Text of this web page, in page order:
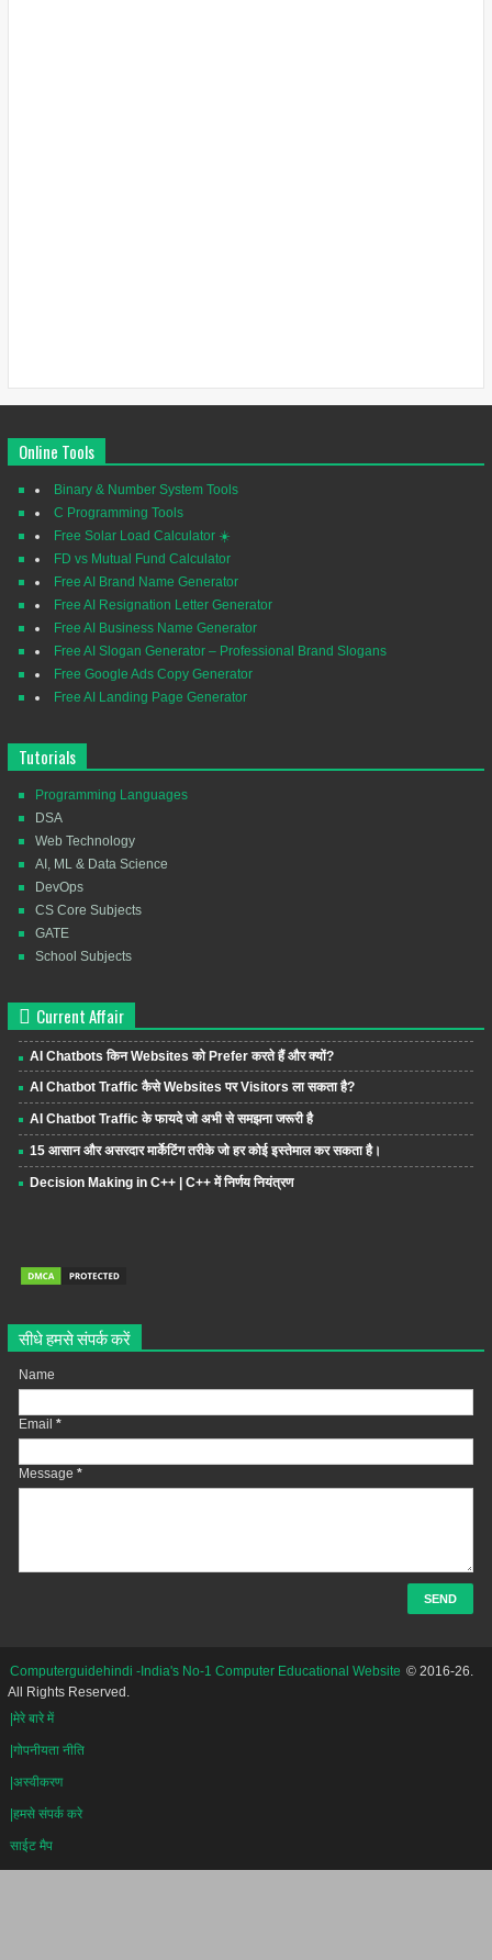
Online Tools
Binary & Number System Tools
C Programming Tools
Free Solar Load Calculator ☀️
FD vs Mutual Fund Calculator
Free AI Brand Name Generator
Free AI Resignation Letter Generator
Free AI Business Name Generator
Free AI Slogan Generator – Professional Brand Slogans
Free Google Ads Copy Generator
Free AI Landing Page Generator
Tutorials
Programming Languages
DSA
Web Technology
AI, ML & Data Science
DevOps
CS Core Subjects
GATE
School Subjects
Current Affair
AI Chatbots किन Websites को Prefer करते हैं और क्यों?
AI Chatbot Traffic कैसे Websites पर Visitors ला सकता है?
AI Chatbot Traffic के फायदे जो अभी से समझना जरूरी है
15 आसान और असरदार मार्केटिंग तरीके जो हर कोई इस्तेमाल कर सकता है।
Decision Making in C++ | C++ में निर्णय नियंत्रण
सीधे हमसे संपर्क करें
Name
Email *
Message *
Computerguidehindi -India's No-1 Computer Educational Website © 2016-26.
All Rights Reserved.
|मेरे बारे में
|गोपनीयता नीति
|अस्वीकरण
|हमसे संपर्क करे
साईट मैप